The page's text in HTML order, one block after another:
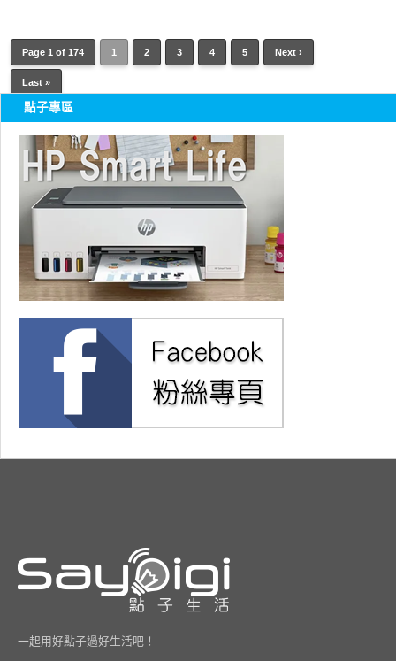
Page 1 of 174 1 2 3 4 5 Next ›
Last »
點子專區
一起用好點子過好生活吧！